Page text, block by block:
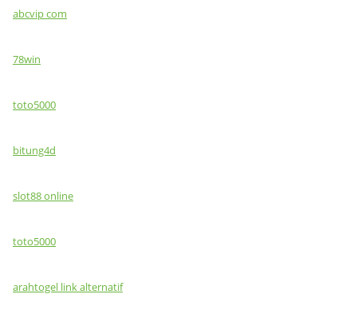
abcvip com
78win
toto5000
bitung4d
slot88 online
toto5000
arahtogel link alternatif